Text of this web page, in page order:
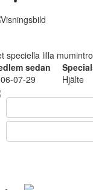
speciella lilla
sedan
07-29
Hjälte